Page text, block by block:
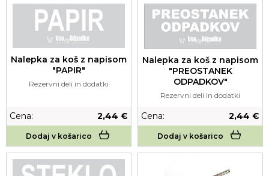
Nalepka za koš z napisom
"PAPIR"
Rezervni deli in dodatki
Cena: 2,44 €
Dodaj v košarico
Nalepka za koš z napisom
"PREOSTANEK
ODPADKOV"
Rezervni deli in dodatki
Cena: 2,44 €
Dodaj v košarico